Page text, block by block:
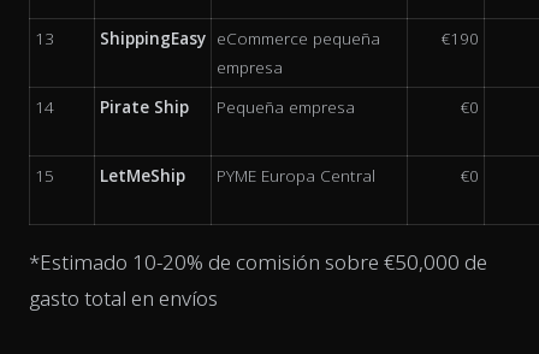
13 ShippingEasy eCommerce pequeña
empresa
€190
14 Pirate Ship Pequeña empresa €0
15 LetMeShip PYME Europa Central €0
*Estimado 10-20% de comisión sobre €50,000 de
gasto total en envíos